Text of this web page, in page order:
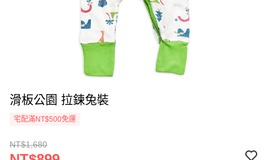
滑板公園 拉鍊兔裝
宅配滿NT$500免運
NT$1,680